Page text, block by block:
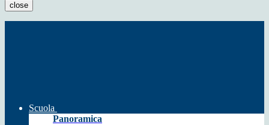
close
Scuola
Panoramica